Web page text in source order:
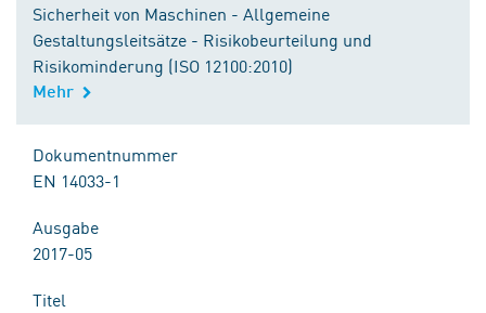
Sicherheit von Maschinen - Allgemeine
Gestaltungsleitsätze - Risikobeurteilung und
Risikominderung (ISO 12100:2010)
Mehr
Dokumentnummer
EN 14033-1
Ausgabe
2017-05
Titel